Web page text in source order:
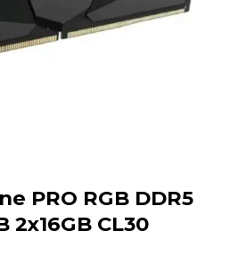
PRO RGB DDR5
2x16GB CL30